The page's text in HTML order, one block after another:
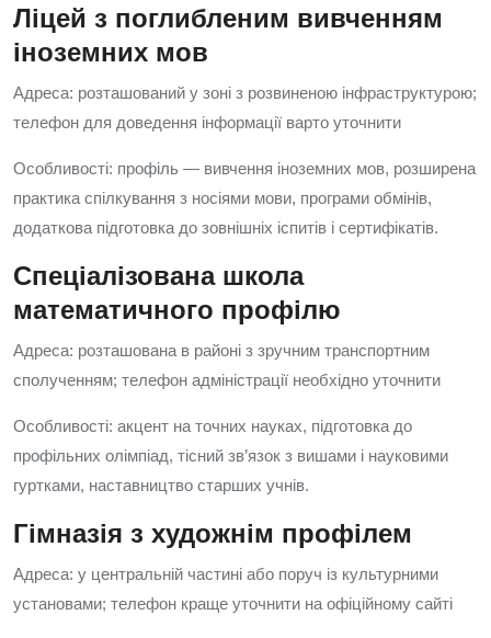
Ліцей з поглибленим вивченням
іноземних мов
Адреса: розташований у зоні з розвиненою інфраструктурою;
телефон для доведення інформації варто уточнити
Особливості: профіль — вивчення іноземних мов, розширена
практика спілкування з носіями мови, програми обмінів,
додаткова підготовка до зовнішніх іспитів і сертифікатів.
Спеціалізована школа
математичного профілю
Адреса: розташована в районі з зручним транспортним
сполученням; телефон адміністрації необхідно уточнити
Особливості: акцент на точних науках, підготовка до
профільних олімпіад, тісний зв’язок з вишами і науковими
гуртками, наставництво старших учнів.
Гімназія з художнім профілем
Адреса: у центральній частині або поруч із культурними
установами; телефон краще уточнити на офіційному сайті